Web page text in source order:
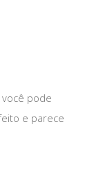
pode
e parece